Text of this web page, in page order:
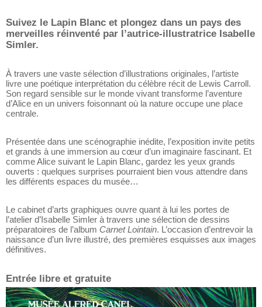
Suivez le Lapin Blanc et plongez dans un pays des
merveilles réinventé par l’autrice-illustratrice Isabelle
Simler.
À travers une vaste sélection d’illustrations originales, l’artiste
livre une poétique interprétation du célèbre récit de Lewis Carroll.
Son regard sensible sur le monde vivant transforme l’aventure
d’Alice en un univers foisonnant où la nature occupe une place
centrale.
Présentée dans une scénographie inédite, l’exposition invite petits
et grands à une immersion au cœur d’un imaginaire fascinant. Et
comme Alice suivant le Lapin Blanc, gardez les yeux grands
ouverts : quelques surprises pourraient bien vous attendre dans
les différents espaces du musée…
Le cabinet d’arts graphiques ouvre quant à lui les portes de
l’atelier d’Isabelle Simler à travers une sélection de dessins
préparatoires de l’album Carnet Lointain. L’occasion d’entrevoir la
naissance d’un livre illustré, des premières esquisses aux images
définitives.
Entrée libre et gratuite